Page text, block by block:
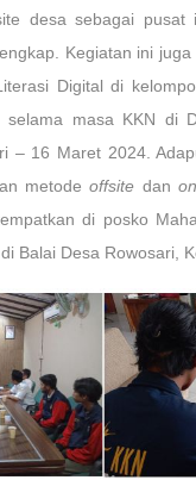
desa sebagai pusat
Kegiatan ini
Digital di
selama masa KKN di
– 16 Maret 2024.
metodeoffsite dan
di posko
Balai Desa Rowosari,